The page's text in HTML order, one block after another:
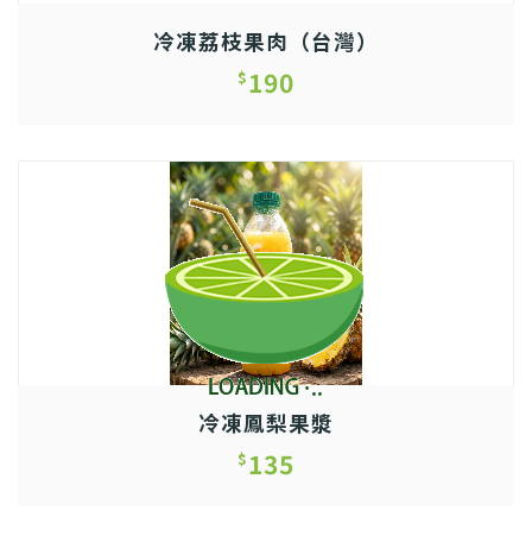
冷凍荔枝果肉（台灣）
$190
冷凍鳳梨果漿
$135